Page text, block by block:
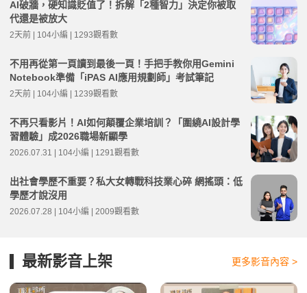
AI破牆，硬知識貶值了！拆解「2種智力」決定你被取
代還是被放大
2天前 | 104小編 | 1293觀看數
不用再從第一頁讀到最後一頁！手把手教你用Gemini
Notebook準備「iPAS AI應用規劃師」考試筆記
2天前 | 104小編 | 1239觀看數
不再只看影片！AI如何顛覆企業培訓？「圍繞AI設計學
習體驗」成2026職場新顯學
2026.07.31 | 104小編 | 1291觀看數
出社會學歷不重要？私大女轉戰科技業心碎 網搖頭：低
學歷才說沒用
2026.07.28 | 104小編 | 2009觀看數
最新影音上架 更多影音內容 >